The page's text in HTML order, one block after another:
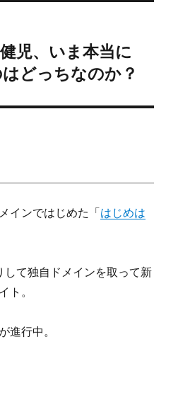
児、いま本当に
はどっちなのか？
インではじめた「 はじめは
して独自ドメインを取って新
ト。
進行中。